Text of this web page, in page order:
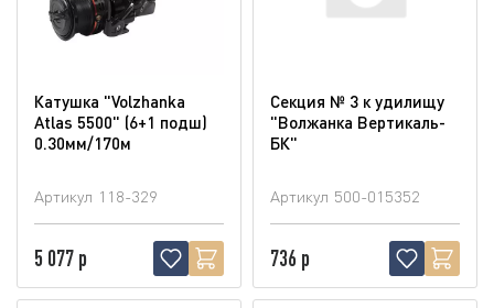
Катушка "Volzhanka
Atlas 5500" (6+1 подш)
0.30мм/170м
Артикул 118-329
5 077 р
Секция № 3 к удилищу
"Волжанка Вертикаль-
БК"
Артикул 500-015352
736 р